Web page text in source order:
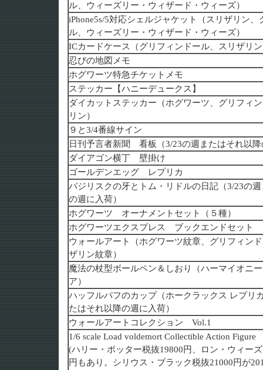
ル、ウィーズリー・ウィザード・ウィーズ）
iPhone5s/5対応シェルジャケット（スリザリン、
ル、ウィーズリー・ウィザード・ウィーズ）
ICカードケース（グリフィンドール、スリザリ
忍びの地図メモ
ホグワーツ特急チケットメモ
ステッカー【ハニーデュークス】
ダイカットステッカー（ホグワーツ、グリフィ
リン）
９と3/4番線サイン
日刊予言者新聞 看板（3/23の週またはそれ以
ダイアゴン横丁 壁掛け
ゴールデンエッグ レプリカ
バジリスクの牙とトム・リドルの日記（3/23の
の週に入荷）
ホグワーツ オーナメントセット（５種）
ホグワーツエクスプレス ブックエンドセット
ウォールアート（ホグワーツ紋章、グリフィン
ザリン紋章）
魔法の杖型ボールペン＆しおり（ハーマイオニ
ア）
ハッフルパフのカップ（ホークラックス レプリ
たはそれ以降の週に入荷）
ウォールアートコレクション Vol.1
1/6 scale Load voldemort Collectible Action Figure
(ハリー・ポッター税抜19800円、ロン・ウィー
円もあり。シリウス・ブラック税抜21000円が